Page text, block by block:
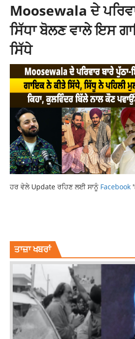
Moosewala ਦੇ
ਸਿੱਧਾ ਬੋਲਣ ਵਾਲੇ ਇਸ
ਸਿੱਧੇ
ਹਰ ਵੇਲੇ Update ਰਹਿਣ ਲਈ ਸਾਨੂੰ Facebook
ਤਾਜ਼ਾ ਖਬਰਾਂ